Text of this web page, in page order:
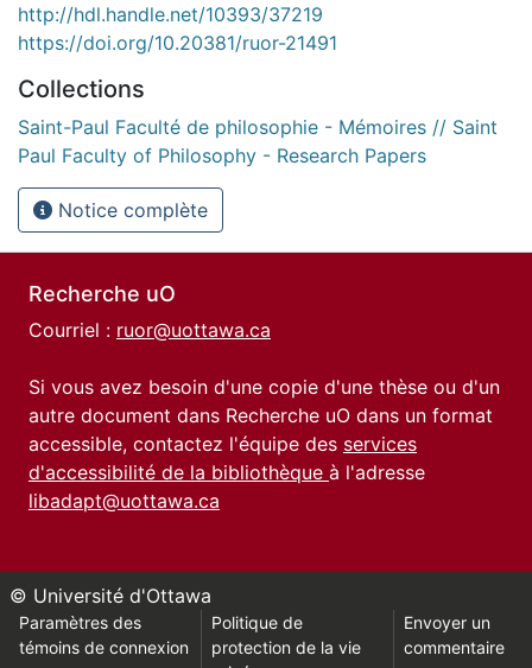
http://hdl.handle.net/10393/37219
https://doi.org/10.20381/ruor-21491
Collections
Saint-Paul Faculté de philosophie - Mémoires // Saint
Paul Faculty of Philosophy - Research Papers
Notice complète
Recherche uO
Courriel : ruor@uottawa.ca
Si vous avez besoin d'une copie d'une thèse ou d'un
autre document dans Recherche uO dans un format
accessible, contactez l'équipe des services
d'accessibilité de la bibliothèque à l'adresse
libadapt@uottawa.ca
© Université d'Ottawa
Paramètres des
témoins de connexion
Politique de
protection de la vie
Envoyer un
commentaire